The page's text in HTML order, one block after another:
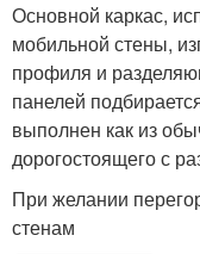
Основной каркас,
мобильной стены,
профиля и
панелей
выполнен как из
дорогостоящего с
При желании
стенам